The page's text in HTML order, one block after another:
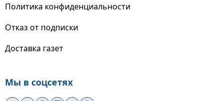
Политика конфиденциальности
Отказ от подписки
Доставка газет
Мы в соцсетях